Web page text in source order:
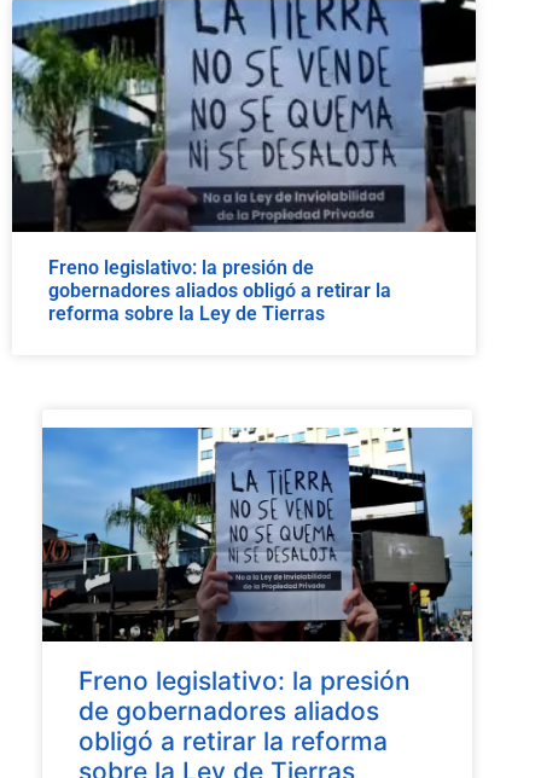
Freno legislativo: la presión de
gobernadores aliados obligó a retirar la
reforma sobre la Ley de Tierras
Freno legislativo: la presión
de gobernadores aliados
obligó a retirar la reforma
sobre la Ley de Tierras